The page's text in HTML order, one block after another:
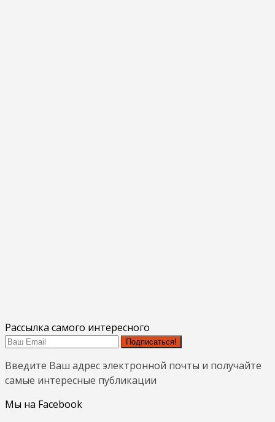
Рассылка самого интересного
Подписаться!
Введите Ваш адрес электронной почты и получайте
самые интересные публикации
Мы на Facebook